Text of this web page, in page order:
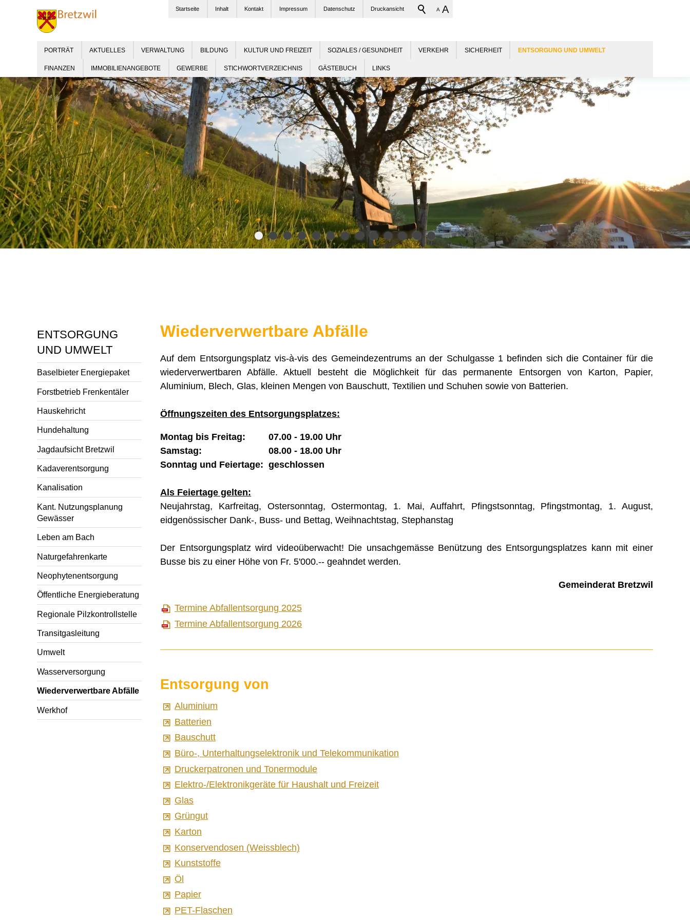
PORTRÄT AKTUELLES VERWALTUNG BILDUNG KULTUR UND FREIZEIT SOZIALES / GESUNDHEIT VERKEHR SICHERHEIT
FINANZEN IMMOBILIENANGEBOTE GEWERBE STICHWORTVERZEICHNIS GÄSTEBUCH LINKS
Startseite Inhalt Kontakt Impressum Datenschutz Druckansicht A A
ENTSORGUNG
UND UMWELT
Baselbieter Energiepaket
Forstbetrieb Frenkentäler
Hauskehricht
Hundehaltung
Jagdaufsicht Bretzwil
Kadaverentsorgung
Kanalisation
Kant. Nutzungsplanung
Gewässer
Leben am Bach
Naturgefahrenkarte
Neophytenentsorgung
Öffentliche Energieberatung
Regionale Pilzkontrollstelle
Transitgasleitung
Umwelt
Wasserversorgung
Wiederverwertbare Abfälle
Werkhof
Wiederverwertbare Abfälle
Auf dem Entsorgungsplatz vis-à-vis des Gemeindezentrums an der Schulgasse 1 befinden sich die Container für die
wiederverwertbaren Abfälle. Aktuell besteht die Möglichkeit für das permanente Entsorgen von Karton, Papier,
Aluminium, Blech, Glas, kleinen Mengen von Bauschutt, Textilien und Schuhen sowie von Batterien.
Öffnungszeiten des Entsorgungsplatzes:
Montag bis Freitag: 07.00 - 19.00 Uhr
Samstag: 08.00 - 18.00 Uhr
Sonntag und Feiertage: geschlossen
Als Feiertage gelten:
Neujahrstag, Karfreitag, Ostersonntag, Ostermontag, 1. Mai, Auffahrt, Pfingstsonntag, Pfingstmontag, 1. August,
eidgenössischer Dank-, Buss- und Bettag, Weihnachtstag, Stephanstag
Der Entsorgungsplatz wird videoüberwacht! Die unsachgemässe Benützung des Entsorgungsplatzes kann mit einer
Busse bis zu einer Höhe von Fr. 5'000.-- geahndet werden.
Gemeinderat Bretzwil
Termine Abfallentsorgung 2025
Termine Abfallentsorgung 2026
Entsorgung von
Aluminium
Batterien
Bauschutt
Büro-, Unterhaltungselektronik und Telekommunikation
Druckerpatronen und Tonermodule
Elektro-/Elektronikgeräte für Haushalt und Freizeit
Glas
Grüngut
Karton
Konservendosen (Weissblech)
Kunststoffe
Öl
Papier
PET-Flaschen